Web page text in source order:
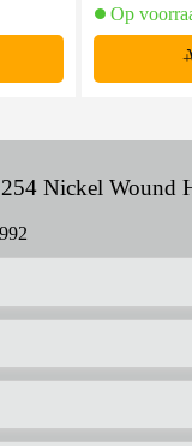
Op
+
Nickel Wound